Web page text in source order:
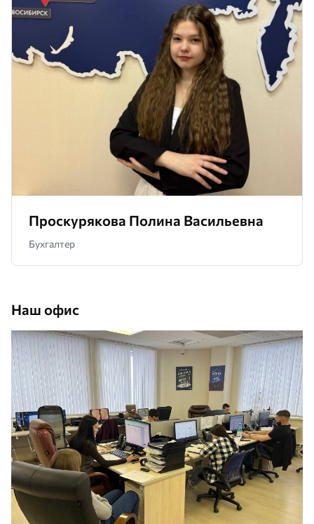
Проскурякова Полина Васильевна
Бухгалтер
Наш офис